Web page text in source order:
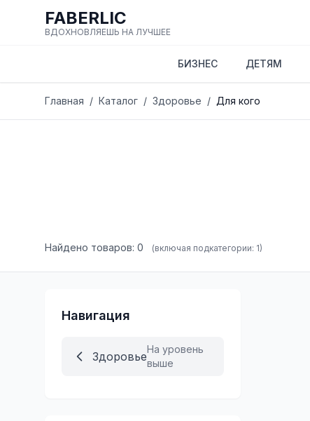
FABERLIC
ВДОХНОВЛЯЕШЬ НА ЛУЧШЕЕ
БИЗНЕС ДЕТЯМ
Главная / Каталог / Здоровье / Для кого
Найдено товаров: 0 (включая подкатегории: 1)
Навигация
Здоровье
На уровень
выше